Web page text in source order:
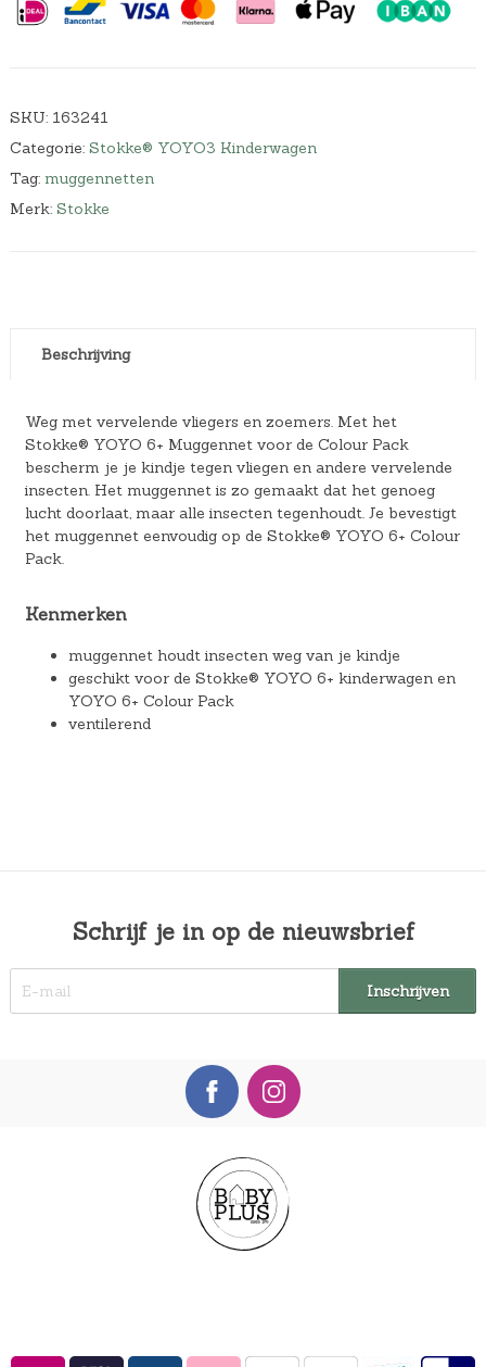
SKU: 163241
Categorie: Stokke® YOYO3 Kinderwagen
Tag: muggennetten
Merk: Stokke
Beschrijving
Weg met vervelende vliegers en zoemers. Met het
Stokke® YOYO 6+ Muggennet voor de Colour Pack
bescherm je je kindje tegen vliegen en andere vervelende
insecten. Het muggennet is zo gemaakt dat het genoeg
lucht doorlaat, maar alle insecten tegenhoudt. Je bevestigt
het muggennet eenvoudig op de Stokke® YOYO 6+ Colour
Pack.
Kenmerken
muggennet houdt insecten weg van je kindje
geschikt voor de Stokke® YOYO 6+ kinderwagen en
YOYO 6+ Colour Pack
ventilerend
Schrijf je in op de nieuwsbrief